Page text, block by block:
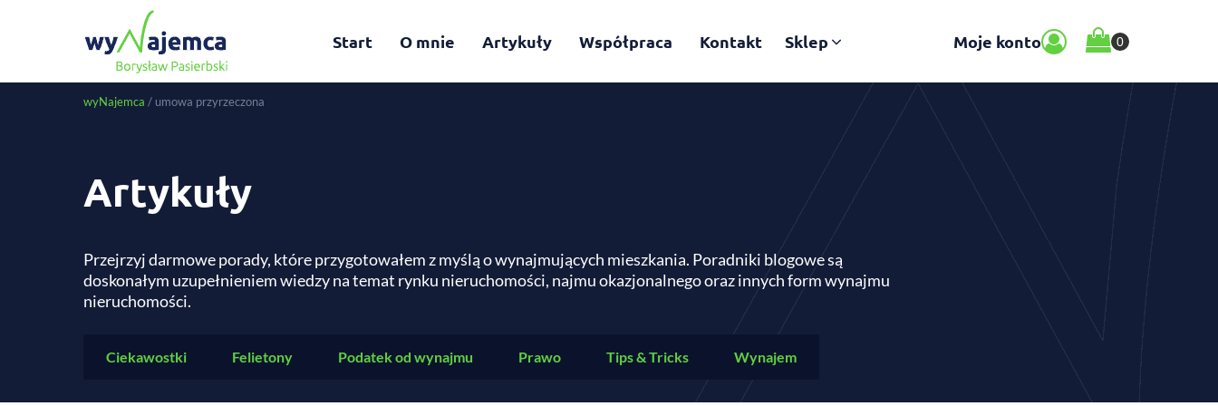
Start O mnie Artykuły Współpraca Kontakt Sklep Moje konto
wyNajemca / umowa przyrzeczona
Artykuły
Przejrzyj darmowe porady, które przygotowałem z myślą o wynajmujących mieszkania. Poradniki blogowe są
doskonałym uzupełnieniem wiedzy na temat rynku nieruchomości, najmu okazjonalnego oraz innych form wynajmu
nieruchomości.
Ciekawostki Felietony Podatek od wynajmu Prawo Tips & Tricks Wynajem